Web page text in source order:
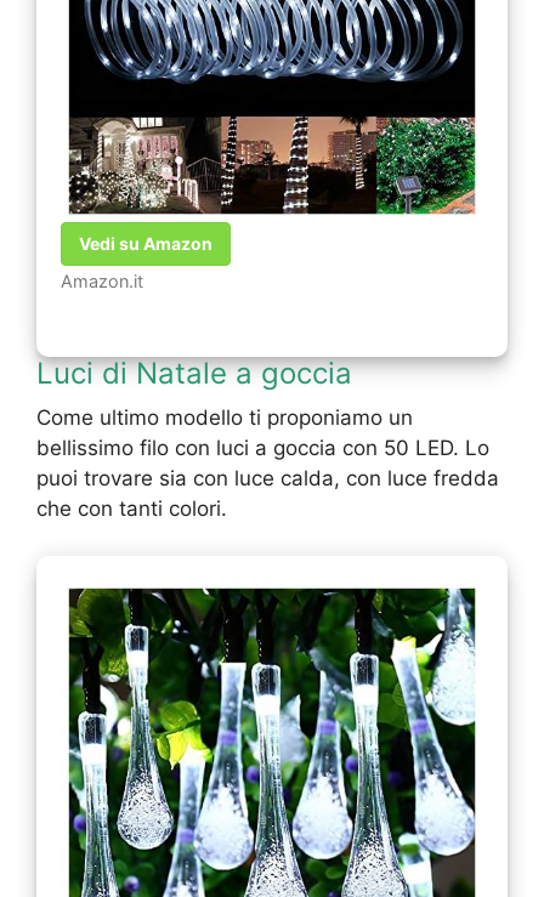
Vedi su Amazon
Amazon.it
Luci di Natale a goccia
Come ultimo modello ti proponiamo un
bellissimo filo con luci a goccia con 50 LED. Lo
puoi trovare sia con luce calda, con luce fredda
che con tanti colori.